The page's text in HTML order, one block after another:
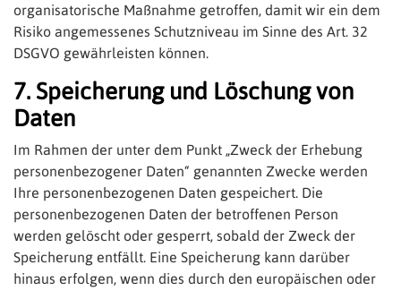
organisatorische Maßnahme getroffen, damit wir ein dem
Risiko angemessenes Schutzniveau im Sinne des Art. 32
DSGVO gewährleisten können.
7. Speicherung und Löschung von
Daten
Im Rahmen der unter dem Punkt „Zweck der Erhebung
personenbezogener Daten“ genannten Zwecke werden
Ihre personenbezogenen Daten gespeichert. Die
personenbezogenen Daten der betroffenen Person
werden gelöscht oder gesperrt, sobald der Zweck der
Speicherung entfällt. Eine Speicherung kann darüber
hinaus erfolgen, wenn dies durch den europäischen oder